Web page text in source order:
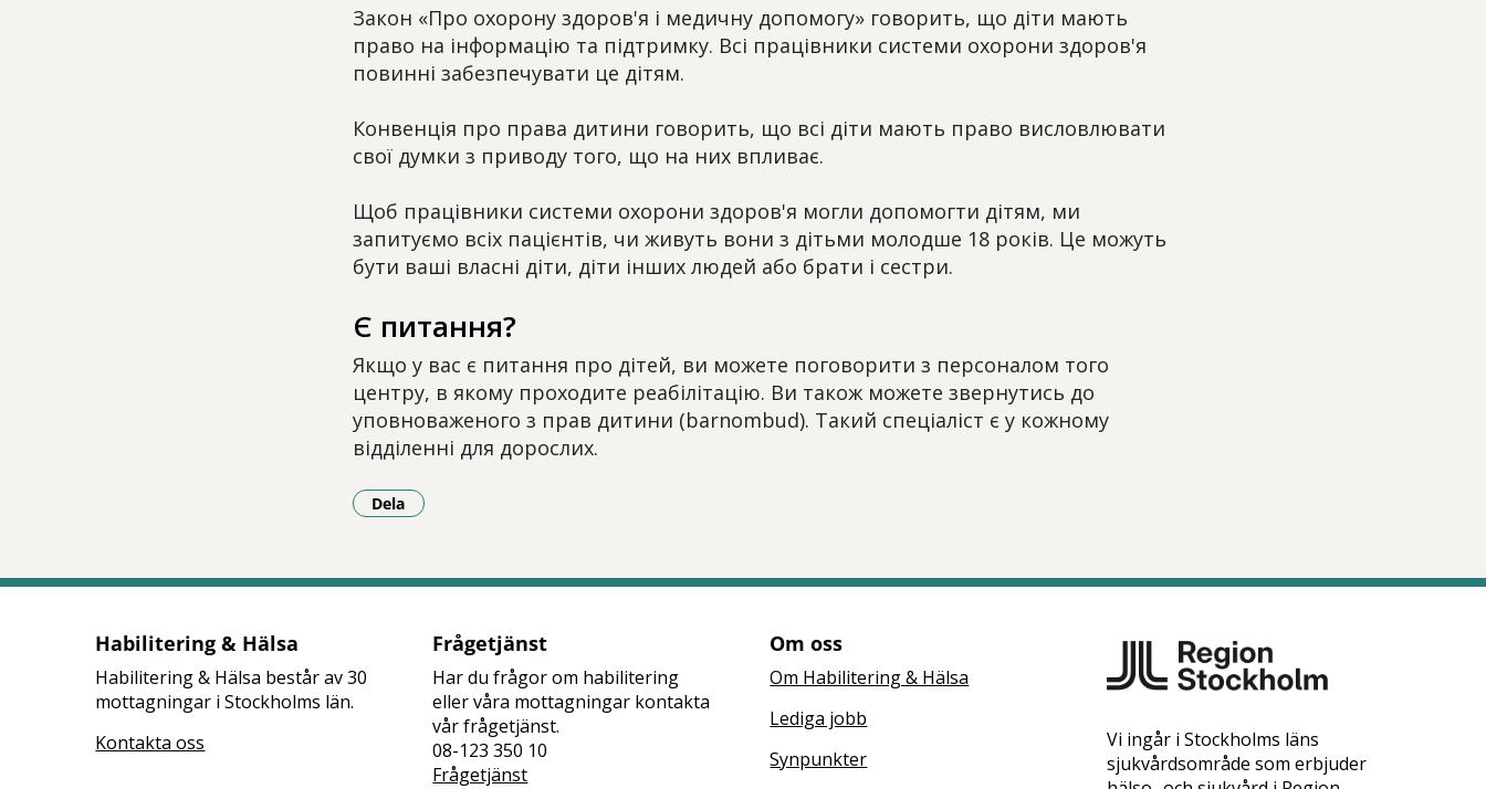
Закон «Про охорону здоров'я і медичну допомогу» говорить, що діти мають
право на інформацію та підтримку. Всі працівники системи охорони здоров'я
повинні забезпечувати це дітям.
Конвенція про права дитини говорить, що всі діти мають право висловлювати
свої думки з приводу того, що на них впливає.
Щоб працівники системи охорони здоров'я могли допомогти дітям, ми
запитуємо всіх пацієнтів, чи живуть вони з дітьми молодше 18 років. Це можуть
бути ваші власні діти, діти інших людей або брати і сестри.
Є питання?
Якщо у вас є питання про дітей, ви можете поговорити з персоналом того
центру, в якому проходите реабілітацію. Ви також можете звернутись до
уповноваженого з прав дитини (barnombud). Такий спеціаліст є у кожному
відділенні для дорослих.
Dela
- Klicka för att öppna delningsalternativ.
Habilitering & Hälsa
Habilitering & Hälsa består av 30
mottagningar i Stockholms län.
Kontakta oss
Frågetjänst
Har du frågor om habilitering
eller våra mottagningar kontakta
vår frågetjänst.
08-123 350 10
Frågetjänst
Om oss
Om Habilitering & Hälsa
Lediga jobb
Synpunkter
Vi ingår i Stockholms läns
sjukvårdsområde som erbjuder